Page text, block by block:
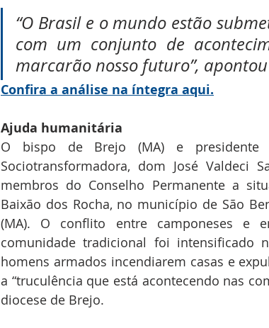
“O Brasil e o mundo estão
com um conjunto de
marcarão nosso futuro”,
Confira a análise na íntegra aqui.
Ajuda humanitária
O bispo de Brejo (MA) e presidente
Sociotransformadora, dom José Valdeci
membros do Conselho Permanente a
Baixão dos Rocha, no município de São
(MA). O conflito entre camponeses e
comunidade tradicional foi
homens armados incendiarem casas e
a “truculência que está acontecendo nas
diocese de Brejo.